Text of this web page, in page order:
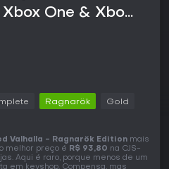
One & Xbox
Ragnarök Gold
Valhalla - Ragnarök Edition mais
melhor preço é R$ 93,80 na CJS-
Aqui é raro, porque menos de um